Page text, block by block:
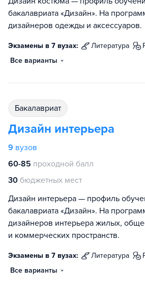
бакалавриата «Дизайн». На
дизайнеров одежды и аксессуаров.
Экзамены в 7 вузах: литература
Все варианты
бакалавриат
Дизайн интерьера
9 вузов
60-85 проходной балл
30 бюджетных мест
Дизайн интерьера — профиль
бакалавриата «Дизайн». На
дизайнеров интерьера жилых,
и коммерческих пространств.
Экзамены в 7 вузах: литература
Все варианты